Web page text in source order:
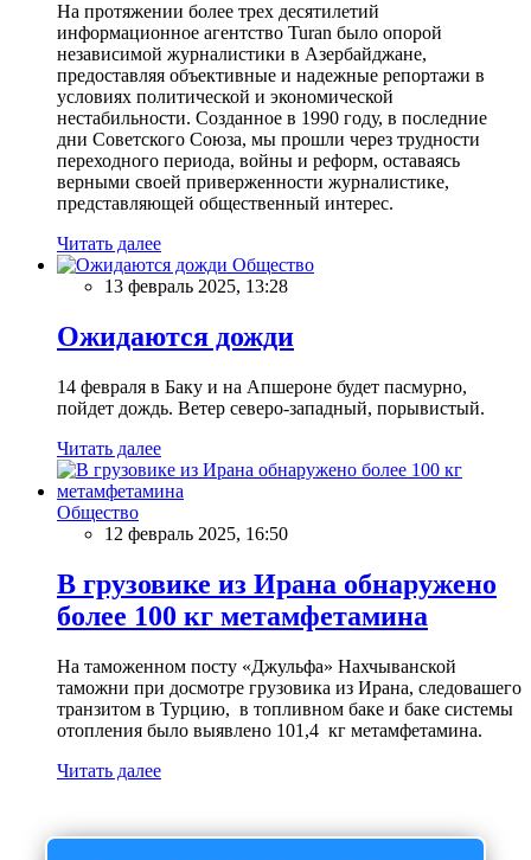
На протяжении более трех десятилетий
информационное агентство Turan было опорой
независимой журналистики в Азербайджане,
предоставляя объективные и надежные репортажи в
условиях политической и экономической
нестабильности. Созданное в 1990 году, в последние
дни Советского Союза, мы прошли через трудности
переходного периода, войны и реформ, оставаясь
верными своей приверженности журналистике,
представляющей общественный интерес.
Читать далее
Общество
13 февраль 2025, 13:28
Ожидаются дожди
14 февраля в Баку и на Апшероне будет пасмурно,
пойдет дождь. Ветер северо-западный, порывистый.
Читать далее
Общество
12 февраль 2025, 16:50
В грузовике из Ирана обнаружено
более 100 кг метамфетамина
На таможенном посту «Джульфа» Нахчыванской
таможни при досмотре грузовика из Ирана, следовашего
транзитом в Турцию, в топливном баке и баке системы
отопления было выявлено 101,4 кг метамфетамина.
Читать далее